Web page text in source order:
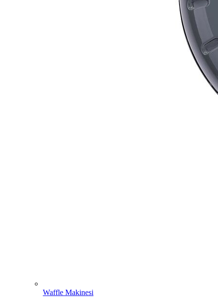
Waffle Makinesi